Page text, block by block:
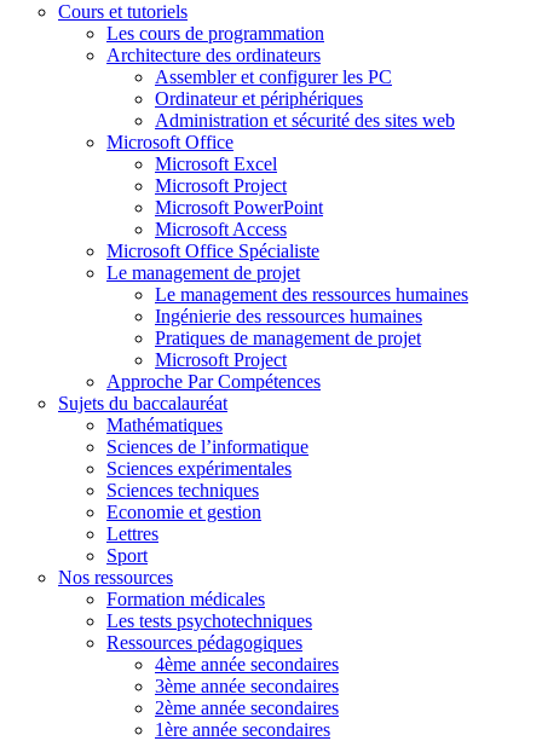
Cours et tutoriels
Les cours de programmation
Architecture des ordinateurs
Assembler et configurer les PC
Ordinateur et périphériques
Administration et sécurité des sites web
Microsoft Office
Microsoft Excel
Microsoft Project
Microsoft PowerPoint
Microsoft Access
Microsoft Office Spécialiste
Le management de projet
Le management des ressources humaines
Ingénierie des ressources humaines
Pratiques de management de projet
Microsoft Project
Approche Par Compétences
Sujets du baccalauréat
Mathématiques
Sciences de l’informatique
Sciences expérimentales
Sciences techniques
Economie et gestion
Lettres
Sport
Nos ressources
Formation médicales
Les tests psychotechniques
Ressources pédagogiques
4ème année secondaires
3ème année secondaires
2ème année secondaires
1ère année secondaires